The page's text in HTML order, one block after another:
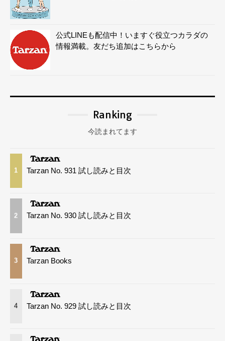
公式LINEも配信中！いますぐ役立つカラダの
情報満載。友だち追加はこちらから
Ranking
今読まれてます
1 Tarzan No. 931 試し読みと目次
2 Tarzan No. 930 試し読みと目次
3 Tarzan Books
4 Tarzan No. 929 試し読みと目次